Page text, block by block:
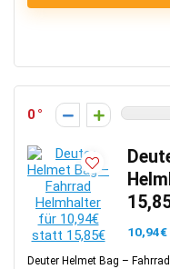
0
10,94€
Deuter Helmet Bag –